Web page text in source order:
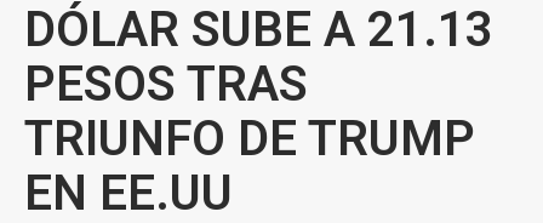
DÓLAR SUBE A 21.13
PESOS TRAS
TRIUNFO DE TRUMP
EN EE.UU